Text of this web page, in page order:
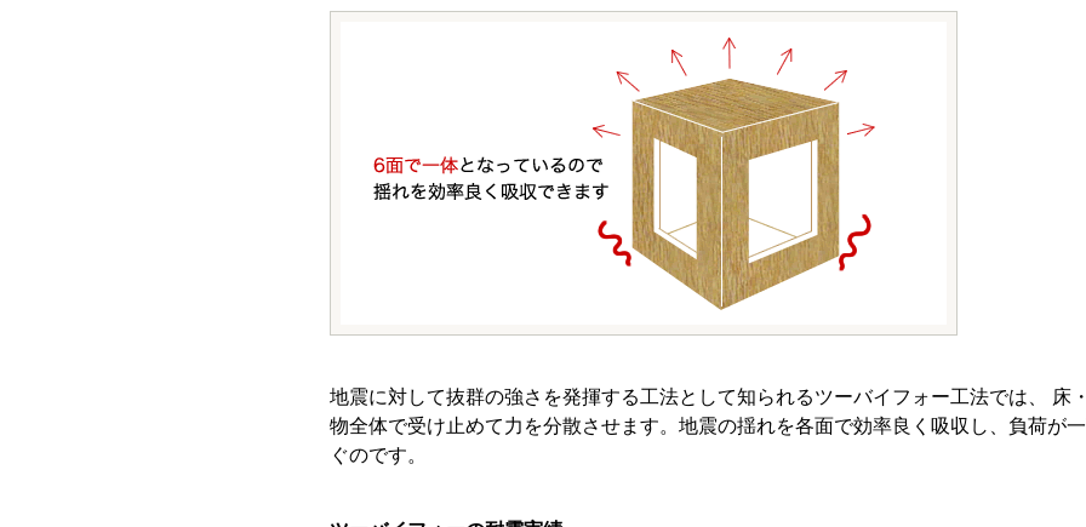
地震に対して抜群の強さを発揮する工法として知られるツーバイフォー工法では、 床
物全体で受け止めて力を分散させます。地震の揺れを各面で効率良く吸収し、負荷が
ぐのです。